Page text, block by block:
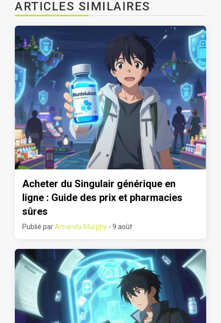
ARTICLES SIMILAIRES
Acheter du Singulair générique en
ligne : Guide des prix et pharmacies
sûres
Publié parAmanda Murphy - 9 août